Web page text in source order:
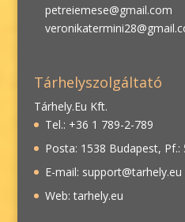
petreiemese@gmail.com
Tárhelyszolgáltató
Tárhely.Eu Kft.
Tel.: +36 1 789-2-789
Posta: 1538 Budapest, Pf.:
E-mail: support@tarhely.eu
Web: tarhely.eu